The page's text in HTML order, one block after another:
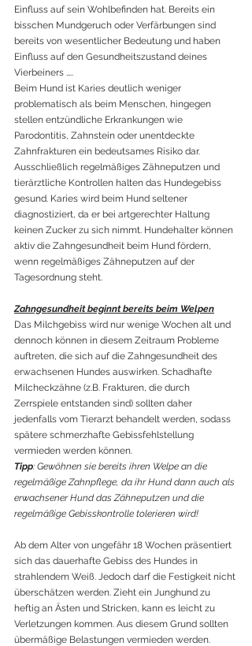
Einfluss auf sein Wohlbefinden hat. Bereits ein
bisschen Mundgeruch oder Verfärbungen sind
bereits von wesentlicher Bedeutung und haben
Einfluss auf den Gesundheitszustand deines
Vierbeiners …..
Beim Hund ist Karies deutlich weniger
problematisch als beim Menschen, hingegen
stellen entzündliche Erkrankungen wie
Parodontitis, Zahnstein oder unentdeckte
Zahnfrakturen ein bedeutsames Risiko dar.
Ausschließlich regelmäßiges Zähneputzen und
tierärztliche Kontrollen halten das Hundegebiss
gesund. Karies wird beim Hund seltener
diagnostiziert, da er bei artgerechter Haltung
keinen Zucker zu sich nimmt. Hundehalter können
aktiv die Zahngesundheit beim Hund fördern,
wenn regelmäßiges Zähneputzen auf der
Tagesordnung steht.
Zahngesundheit beginnt bereits beim Welpen
Das Milchgebiss wird nur wenige Wochen alt und
dennoch können in diesem Zeitraum Probleme
auftreten, die sich auf die Zahngesundheit des
erwachsenen Hundes auswirken. Schadhafte
Milcheckzähne (z.B. Frakturen, die durch
Zerrspiele entstanden sind) sollten daher
jedenfalls vom Tierarzt behandelt werden, sodass
spätere schmerzhafte Gebissfehlstellung
vermieden werden können.
Tipp: Gewöhnen sie bereits ihren Welpe an die
regelmäßige Zahnpflege, da ihr Hund dann auch als
erwachsener Hund das Zähneputzen und die
regelmäßige Gebisskontrolle tolerieren wird!
Ab dem Alter von ungefähr 18 Wochen präsentiert
sich das dauerhafte Gebiss des Hundes in
strahlendem Weiß. Jedoch darf die Festigkeit nicht
überschätzen werden. Zieht ein Junghund zu
heftig an Ästen und Stricken, kann es leicht zu
Verletzungen kommen. Aus diesem Grund sollten
übermäßige Belastungen vermieden werden.